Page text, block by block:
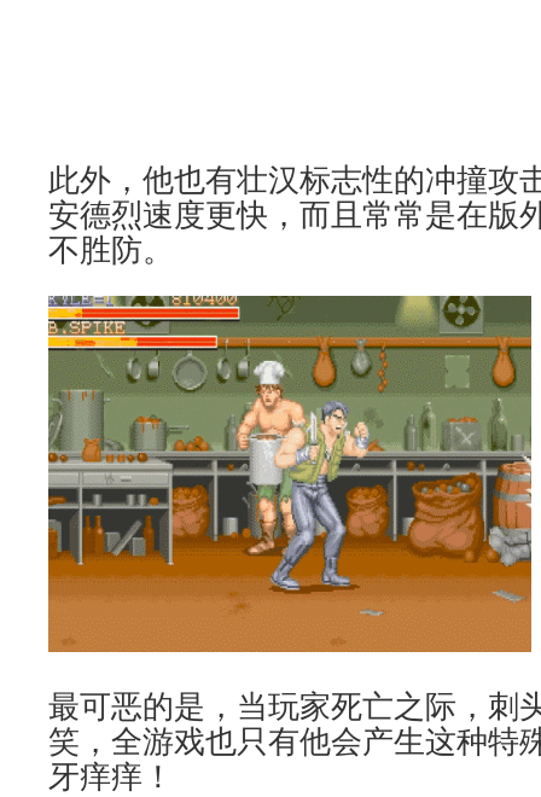
此外，他也有壮汉标志性的冲撞攻
安德烈速度更快，而且常常是在版
不胜防。
最可恶的是，当玩家死亡之际，刺
笑，全游戏也只有他会产生这种特
牙痒痒！